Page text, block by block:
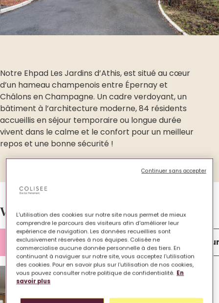
Notre Ehpad Les Jardins d’Athis, est situé au cœur
d’un hameau champenois entre Épernay et
Châlons en Champagne. Un cadre verdoyant, un
bâtiment à l’architecture moderne, 84 résidents
accueillis en séjour temporaire ou longue durée
vivent dans le calme et le confort pour un meilleur
repos et une bonne sécurité !
Votre EHPAD en images.
Lieu de vie Chambre Extérieur
L'utilisation des cookies sur notre site nous permet de mieux
comprendre le parcours des visiteurs afin d'améliorer leur
expérience de navigation. Les données recueillies sont
exclusivement réservées à nos équipes. Colisée ne
commercialise aucune donnée personnelle à des tiers. En
continuant à naviguer sur notre site, vous acceptez l'utilisation
des cookies. Pour en savoir plus sur l'utilisation de nos cookies,
vous pouvez consulter notre politique de confidentialité. En
savoir plus
Continuer sans accepter